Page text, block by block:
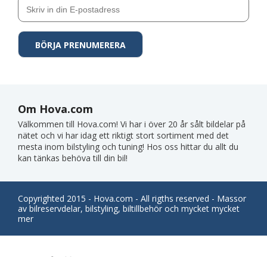
Om Hova.com
Välkommen till Hova.com! Vi har i över 20 år sålt bildelar på
nätet och vi har idag ett riktigt stort sortiment med det
mesta inom bilstyling och tuning! Hos oss hittar du allt du
kan tänkas behöva till din bil!
Copyrighted 2015 - Hova.com - All rigths reserved - Massor
av bilreservdelar, bilstyling, biltillbehör och mycket mycket
mer